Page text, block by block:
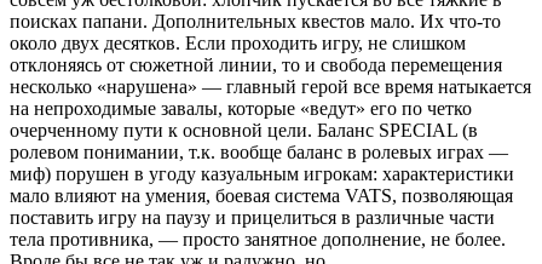
поисках папани. Дополнительных квестов мало. Их что-то
около двух десятков. Если проходить игру, не слишком
отклоняясь от сюжетной линии, то и свобода перемещения
несколько «нарушена» — главный герой все время натыкается
на непроходимые завалы, которые «ведут» его по четко
очерченному пути к основной цели. Баланс SPECIAL (в
ролевом понимании, т.к. вообще баланс в ролевых играх —
миф) порушен в угоду казуальным игрокам: характеристики
мало влияют на умения, боевая система VATS, позволяющая
поставить игру на паузу и прицелиться в различные части
тела противника, — просто занятное дополнение, не более.